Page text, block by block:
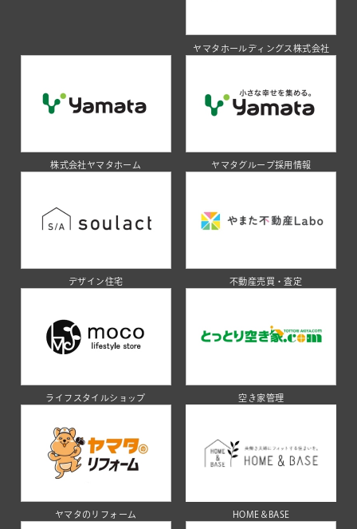
ヤマタホールディングス株式会社
株式会社ヤマタホーム ヤマタグループ採用情報
デザイン住宅 不動産売買・査定
ライフスタイルショップ 空き家管理
ヤマタのリフォーム HOME＆BASE